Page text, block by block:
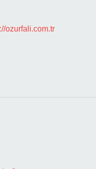
ozurfali.com.tr